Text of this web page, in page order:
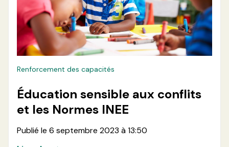
Renforcement des capacités
Éducation sensible aux conflits
et les Normes INEE
Publié le 6 septembre 2023 à 13:50